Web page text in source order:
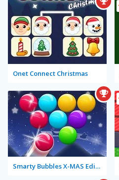
Onet Connect Christmas
Smarty Bubbles X-MAS Edition